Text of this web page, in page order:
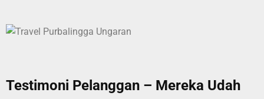
Testimoni Pelanggan – Mereka Udah